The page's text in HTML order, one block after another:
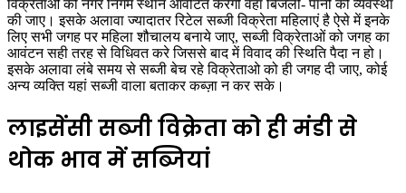
विक्रेताओं को नगर निगम स्थान आवंटित करेगी वहां बिजली- पानी की व्यवस्था
की जाए। इसके अलावा ज्यादातर रिटेल सब्जी विक्रेता महिलाएं है ऐसे में इनके
लिए सभी जगह पर महिला शौचालय बनाये जाए, सब्जी विक्रेताओं को जगह का
आवंटन सही तरह से विधिवत करे जिससे बाद में विवाद की स्थिति पैदा न हो।
इसके अलावा लंबे समय से सब्जी बेच रहे विक्रेताओ को ही जगह दी जाए, कोई
अन्य व्यक्ति यहां सब्जी वाला बताकर कब्ज़ा न कर सके।
लाइसेंसी सब्जी विक्रेता को ही मंडी से
थोक भाव में सब्जियां